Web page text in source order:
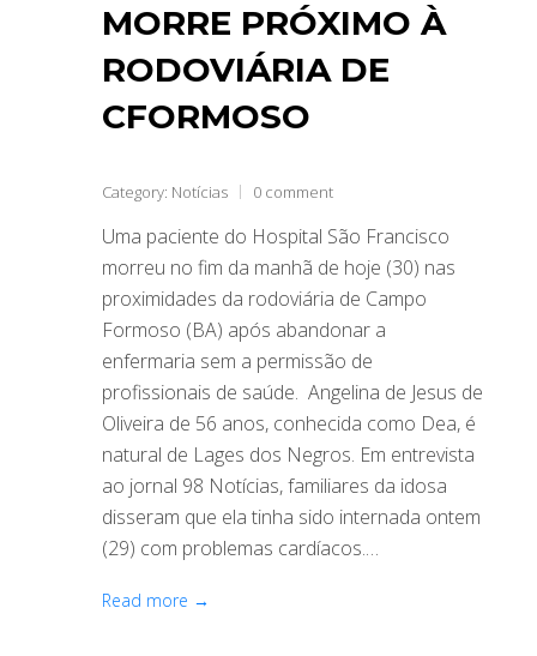
MORRE PRÓXIMO À
RODOVIÁRIA DE
CFORMOSO
Category: Notícias 0 comment
Uma paciente do Hospital São Francisco
morreu no fim da manhã de hoje (30) nas
proximidades da rodoviária de Campo
Formoso (BA) após abandonar a
enfermaria sem a permissão de
profissionais de saúde. Angelina de Jesus de
Oliveira de 56 anos, conhecida como Dea, é
natural de Lages dos Negros. Em entrevista
ao jornal 98 Notícias, familiares da idosa
disseram que ela tinha sido internada ontem
(29) com problemas cardíacos.…
Read more →